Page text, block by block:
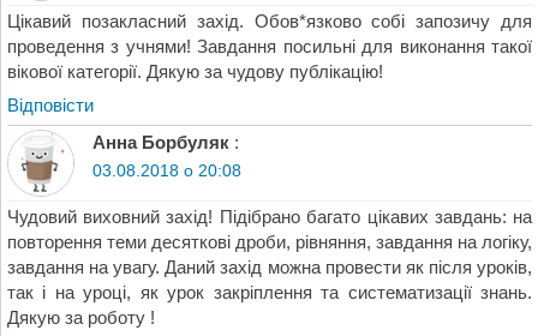
Цікавий позакласний захід. Обов*язково собі запозичу для
проведення з учнями! Завдання посильні для виконання такої
вікової категорії. Дякую за чудову публікацію!
Відповіcти
Анна Борбуляк :
03.08.2018 о 20:08
Чудовий виховний захід! Підібрано багато цікавих завдань: на
повторення теми десяткові дроби, рівняння, завдання на логіку,
завдання на увагу. Даний захід можна провести як після уроків,
так і на уроці, як урок закріплення та систематизації знань.
Дякую за роботу !